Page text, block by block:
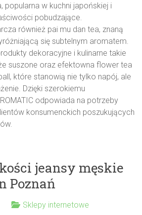
popularna w kuchni japońskiej i
pobudzające.
również pai mu dan tea, znaną
się subtelnym aromatem.
dekoracyjne i kulinarne takie
suszone oraz efektowna flower tea
które stanowią nie tylko napój, ale
Dzięki szerokiemu
odpowiada na potrzeby
konsumenckich poszukujących
jeansy męskie
Poznań
Sklepy internetowe